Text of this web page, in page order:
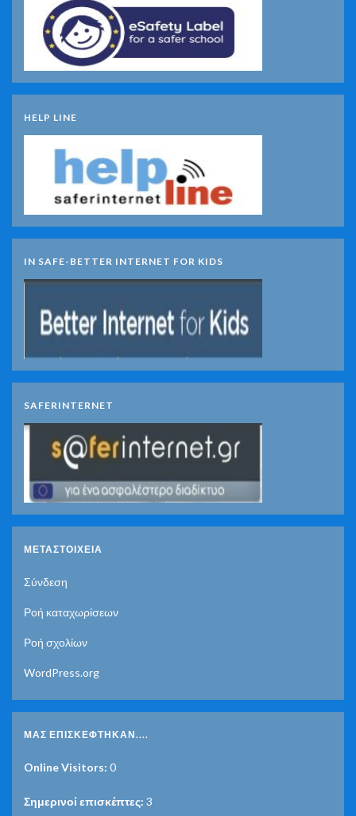
HELP LINE
IN SAFE-BETTER INTERNET FOR KIDS
SAFERINTERNET
ΜΕΤΑΣΤΟΙΧΕΊΑ
Σύνδεση
Ροή καταχωρίσεων
Ροή σχολίων
WordPress.org
ΜΑΣ ΕΠΙΣΚΈΦΤΗΚΑΝ....
Online Visitors: 0
Σημερινοί επισκέπτες: 3